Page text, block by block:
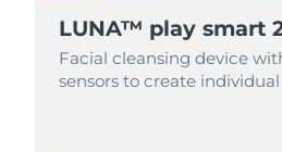
LUNA™ play smart
Facial cleansing device
sensors to create